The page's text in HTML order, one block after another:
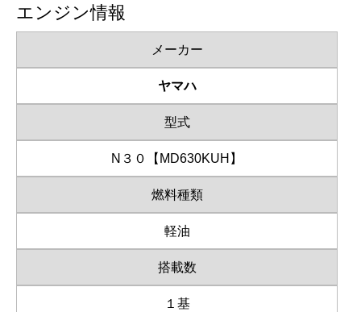
エンジン情報
メーカー
ヤマハ
型式
N３０【MD630KUH】
燃料種類
軽油
搭載数
１基